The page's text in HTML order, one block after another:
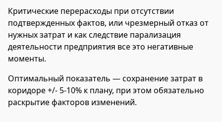
Критические перерасходы при отсутствии
подтвержденных фактов, или чрезмерный отказ от
нужных затрат и как следствие парализация
деятельности предприятия все это негативные
моменты.
Оптимальный показатель — сохранение затрат в
коридоре +/- 5-10% к плану, при этом обязательно
раскрытие факторов изменений.